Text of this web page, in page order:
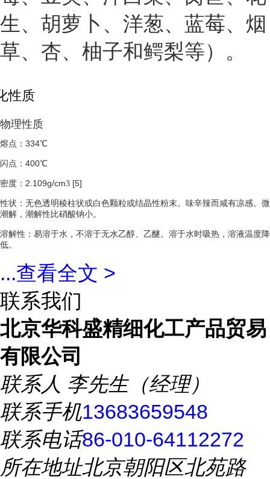
生、胡萝卜、洋葱、蓝莓、烟
草、杏、柚子和鳄梨等）。
性质
物理性质
熔点：334℃
闪点 ：400℃
密度：2.109g/cm3 [5]
性状：无色透明棱柱状或白色颗粒或结晶性粉末。味辛辣而咸有凉感。微
潮解，潮解性比硝酸钠小。
溶解性 ：易溶于水，不溶于无水乙醇、乙醚。溶于水时吸热，溶液温度降
低。
...查看全文 >
联系我们
北京华科盛精细化工产品贸易
有限公司
联系人 李先生（经理）
联系手机13683659548
联系电话86-010-64112272
所在地址北京朝阳区北苑路